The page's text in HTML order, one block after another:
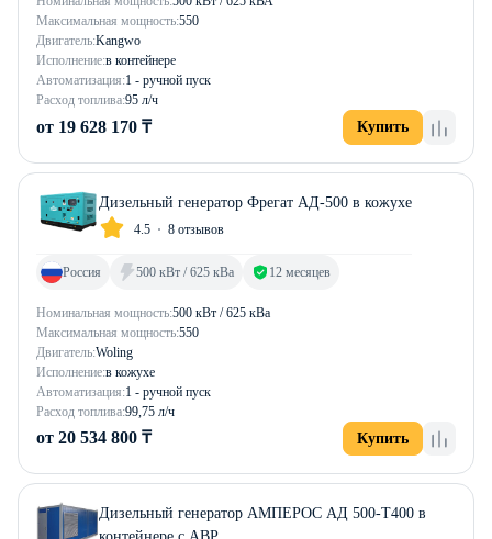
Максимальная мощность:550
Двигатель:Kangwo
Исполнение:в контейнере
Автоматизация:1 - ручной пуск
Расход топлива:95 л/ч
от 19 628 170 ₸ Купить
Дизельный генератор Фрегат АД-500 в кожухе
4.5 8 отзывов
Номинальная мощность:500 кВт / 625 кВа
Максимальная мощность:550
Двигатель:Woling
Исполнение:в кожухе
Автоматизация:1 - ручной пуск
Расход топлива:99,75 л/ч
Россия 500 кВт / 625 кВа 12 месяцев
от 20 534 800 ₸ Купить
Дизельный генератор АМПЕРОС АД 500-Т400 в